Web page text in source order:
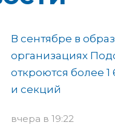
В сентябре в
организациях
откроются более 1
и секций
вчера в 19:22